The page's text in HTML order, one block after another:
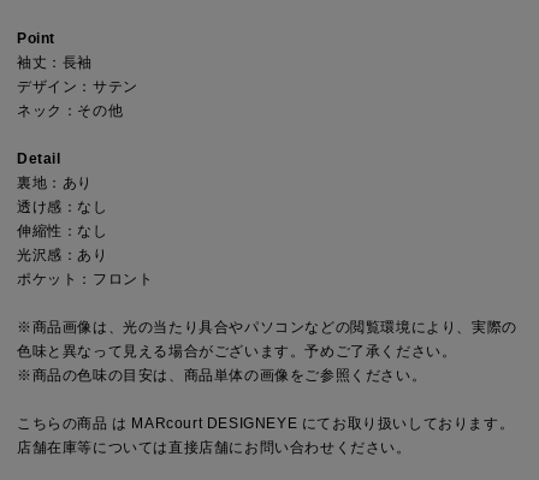
Point
袖丈：長袖
デザイン：サテン
ネック：その他
Detail
裏地：あり
透け感：なし
伸縮性：なし
光沢感：あり
ポケット：フロント
※商品画像は、光の当たり具合やパソコンなどの閲覧環境により、実際の
色味と異なって見える場合がございます。予めご了承ください。
※商品の色味の目安は、商品単体の画像をご参照ください。
こちらの商品 は MARcourt DESIGNEYE にてお取り扱いしております。
店舗在庫等については直接店舗にお問い合わせください。